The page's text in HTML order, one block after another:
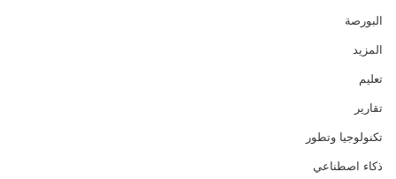
البورصة
المزيد
تعليم
تقارير
تكنولوجيا وتطور
ذكاء اصطناعي